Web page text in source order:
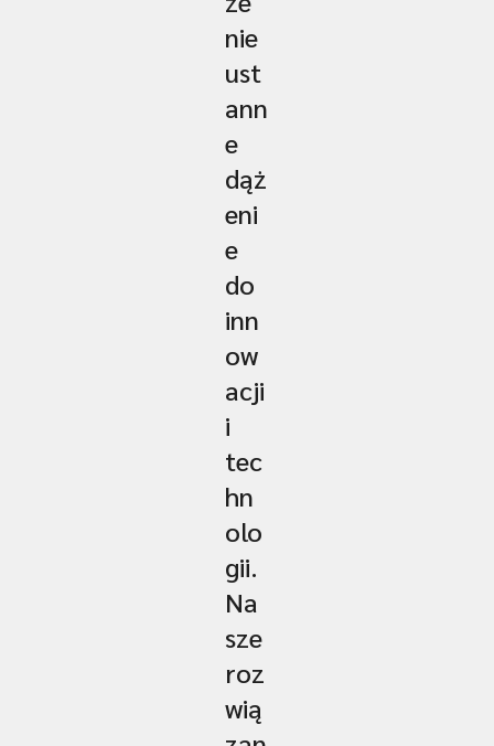
nie
ust
ann
e
dąż
eni
e
do
inn
ow
acji
i
tec
hn
olo
gii.
Na
sze
roz
wią